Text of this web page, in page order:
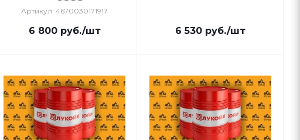
Артикул: 4670030171917
6 800руб./шт 6 530 руб./шт